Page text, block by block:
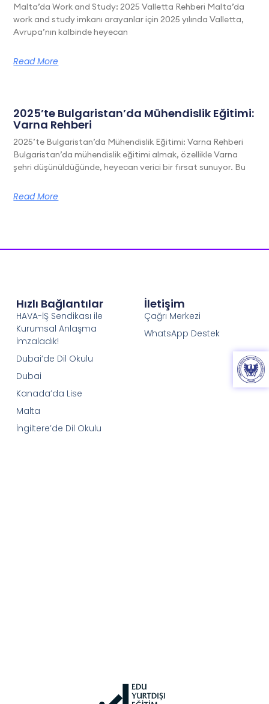
Malta’da Work and Study: 2025 Valletta Rehberi Malta’da
work and study imkanı arayanlar için 2025 yılında Valletta,
Avrupa’nın kalbinde heyecan
Read More
2025’te Bulgaristan’da Mühendislik Eğitimi:
Varna Rehberi
2025’te Bulgaristan’da Mühendislik Eğitimi: Varna Rehberi
Bulgaristan’da mühendislik eğitimi almak, özellikle Varna
şehri düşünüldüğünde, heyecan verici bir fırsat sunuyor. Bu
Read More
Hızlı Bağlantılar
HAVA-İŞ Sendikası ile
Kurumsal Anlaşma
İmzaladık!
Dubai’de Dil Okulu
Dubai
Kanada’da Lise
Malta
İngiltere’de Dil Okulu
İletişim
Çağrı Merkezi
WhatsApp Destek